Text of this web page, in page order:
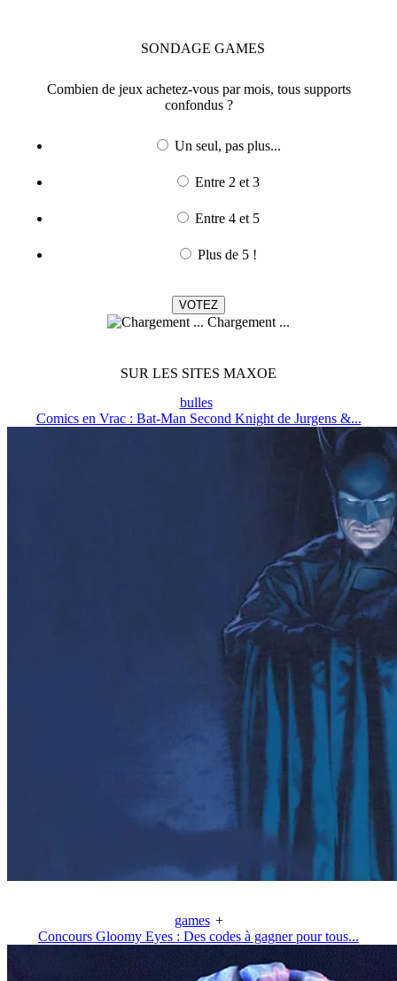
SONDAGE GAMES
Combien de jeux achetez-vous par mois, tous supports
confondus ?
Un seul, pas plus...
Entre 2 et 3
Entre 4 et 5
Plus de 5 !
Chargement ...
SUR LES SITES MAXOE
bulles
Comics en Vrac : Bat-Man Second Knight de Jurgens &...
games +
Concours Gloomy Eyes : Des codes à gagner pour tous...